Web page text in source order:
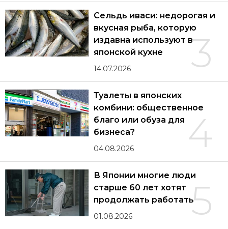
3
Сельдь иваси: недорогая и
вкусная рыба, которую
издавна используют в
японской кухне
14.07.2026
4
Туалеты в японских
комбини: общественное
благо или обуза для
бизнеса?
04.08.2026
5
В Японии многие люди
старше 60 лет хотят
продолжать работать
01.08.2026